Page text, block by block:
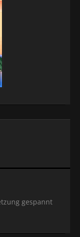
gespannt